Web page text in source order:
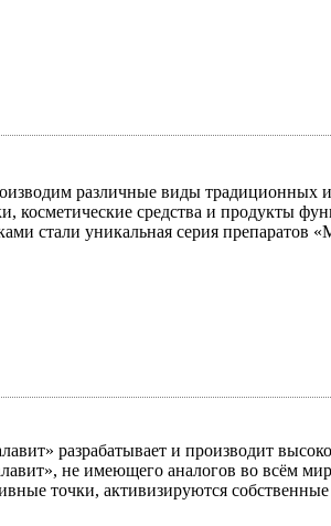
различные виды традиционных и
косметические средства и продукты
уникальная серия препаратов
разрабатывает и производит
не имеющего аналогов во всём
точки, активизируются